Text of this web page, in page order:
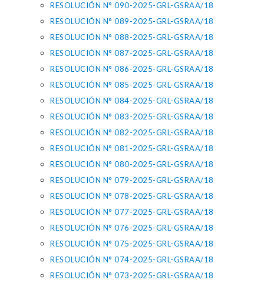
RESOLUCIÓN N° 090-2025-GRL-GSRAA/18
RESOLUCIÓN N° 089-2025-GRL-GSRAA/18
RESOLUCIÓN N° 088-2025-GRL-GSRAA/18
RESOLUCIÓN N° 087-2025-GRL-GSRAA/18
RESOLUCIÓN N° 086-2025-GRL-GSRAA/18
RESOLUCIÓN N° 085-2025-GRL-GSRAA/18
RESOLUCIÓN N° 084-2025-GRL-GSRAA/18
RESOLUCIÓN N° 083-2025-GRL-GSRAA/18
RESOLUCIÓN N° 082-2025-GRL-GSRAA/18
RESOLUCIÓN N° 081-2025-GRL-GSRAA/18
RESOLUCIÓN N° 080-2025-GRL-GSRAA/18
RESOLUCIÓN N° 079-2025-GRL-GSRAA/18
RESOLUCIÓN N° 078-2025-GRL-GSRAA/18
RESOLUCIÓN N° 077-2025-GRL-GSRAA/18
RESOLUCIÓN N° 076-2025-GRL-GSRAA/18
RESOLUCIÓN N° 075-2025-GRL-GSRAA/18
RESOLUCIÓN N° 074-2025-GRL-GSRAA/18
RESOLUCIÓN N° 073-2025-GRL-GSRAA/18